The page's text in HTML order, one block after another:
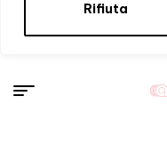
Rifiuta